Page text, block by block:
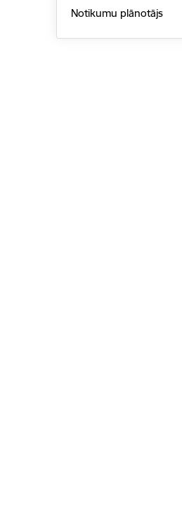
Notikumu plānotājs